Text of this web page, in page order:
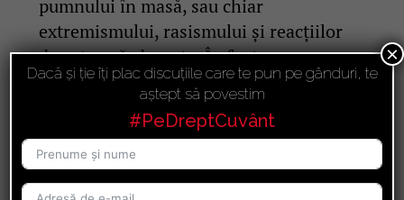
pumnului în masă, sau chiar
extremismului, rasismului și reacțiilor
de extremă-dreapta. În fapt,
„masculinitatea toxică” este o
sintagmă motivată politic, extrem de
insidioasă, care contribuie la erodarea
dezvoltării psihice și morale a băieților
și băietanilor, mulți dintre aceștia
Dacă și ție îți plac discuțiile care te pun pe gânduri, te
aștept să povestim
#PeDreptCuvânt
×